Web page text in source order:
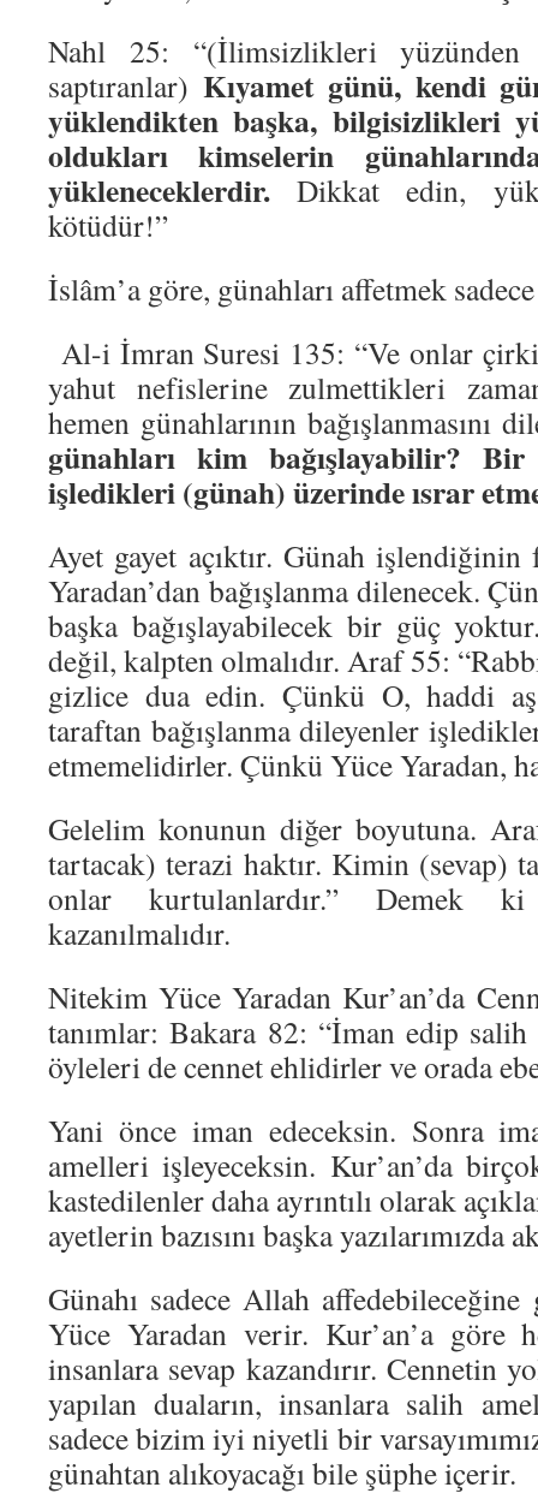
Nahl 25: “(İlimsizlikleri yüzünden
saptıranlar) Kıyamet günü, kendi
yüklendikten başka, bilgisizlikleri
oldukları kimselerin
yükleneceklerdir. Dikkat edin,
kötüdür!”
İslâm’a göre, günahları affetmek
Al-i İmran Suresi 135: “Ve onlar
yahut nefislerine zulmettikleri
hemen günahlarının bağışlanmasını
günahları kim bağışlayabilir?
işledikleri (günah) üzerinde ısrar
Ayet gayet açıktır. Günah işlendiğinin
Yaradan’dan bağışlanma dilenecek.
başka bağışlayabilecek bir güç
değil, kalpten olmalıdır. Araf 55:
gizlice dua edin. Çünkü O, haddi
taraftan bağışlanma dileyenler
etmemelidirler. Çünkü Yüce Yaradan,
Gelelim konunun diğer boyutuna.
tartacak) terazi haktır. Kimin (sevap)
onlar kurtulanlardır.” Demek ki
kazanılmalıdır.
Nitekim Yüce Yaradan Kur’an’da
tanımlar: Bakara 82: “İman edip
öyleleri de cennet ehlidirler ve orada
Yani önce iman edeceksin. Sonra
amelleri işleyeceksin. Kur’an’da
kastedilenler daha ayrıntılı olarak
ayetlerin bazısını başka yazılarımızda
Günahı sadece Allah affedebileceğine
Yüce Yaradan verir. Kur’an’a göre
insanlara sevap kazandırır. Cennetin
yapılan duaların, insanlara salih
sadece bizim iyi niyetli bir
günahtan alıkoyacağı bile şüphe içerir.